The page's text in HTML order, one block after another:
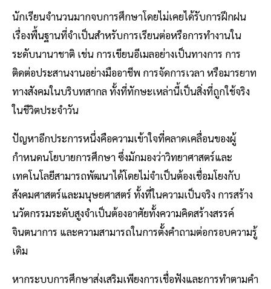
นักเรียนจำนวนมากจบการศึกษาโดยไม่เคยได้รับการฝึกฝน
เรื่องพื้นฐานที่จำเป็นสำหรับการเรียนต่อหรือการทำงานใน
ระดับนานาชาติ เช่น การเขียนอีเมลอย่างเป็นทางการ การ
ติดต่อประสานงานอย่างมืออาชีพ การจัดการเวลา หรือมารยาท
ทางสังคมในบริบทสากล ทั้งที่ทักษะเหล่านี้เป็นสิ่งที่ถูกใช้จริง
ในชีวิตประจำวัน
ปัญหาอีกประการหนึ่งคือความเข้าใจที่คลาดเคลื่อนของผู้
กำหนดนโยบายการศึกษา ซึ่งมักมองว่าวิทยาศาสตร์และ
เทคโนโลยีสามารถพัฒนาได้โดยไม่จำเป็นต้องเชื่อมโยงกับ
สังคมศาสตร์และมนุษยศาสตร์ ทั้งที่ในความเป็นจริง การสร้าง
นวัตกรรมระดับสูงจำเป็นต้องอาศัยทั้งความคิดสร้างสรรค์
จินตนาการ และความสามารถในการตั้งคำถามต่อกรอบความรู้
เดิม
หากระบบการศึกษาส่งเสริมเพียงการเชื่อฟังและการทำตามคำ